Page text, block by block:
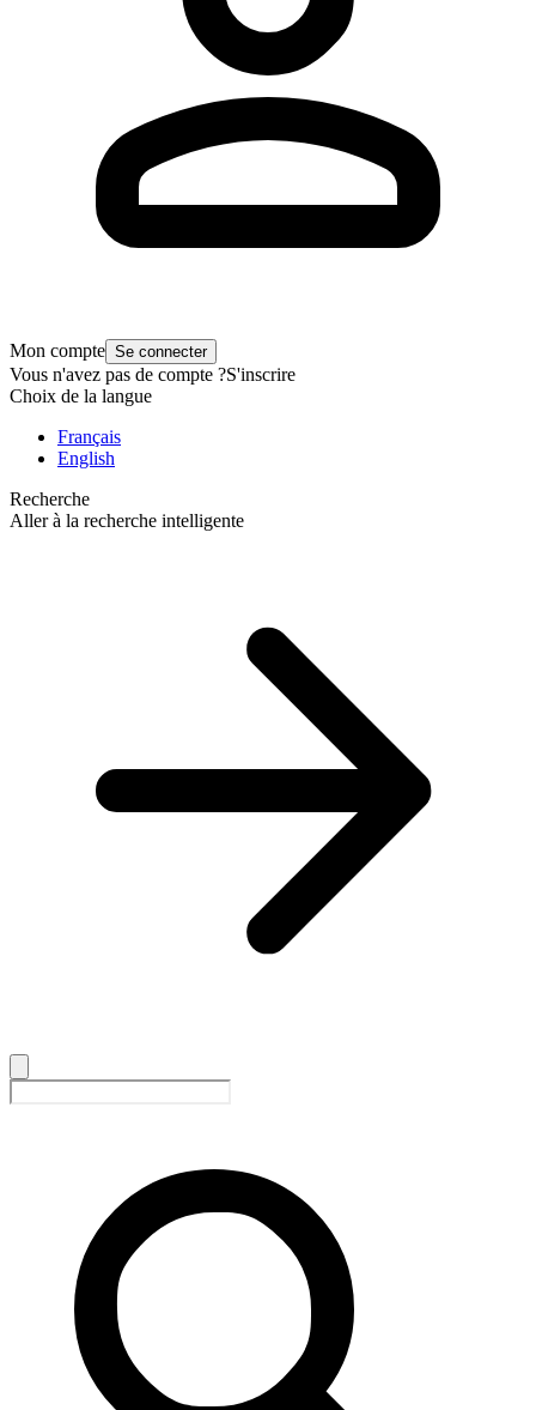
Mon compte Se connecter
Vous n'avez pas de compte ?S'inscrire
Choix de la langue
Français
English
Recherche
Aller à la recherche intelligente